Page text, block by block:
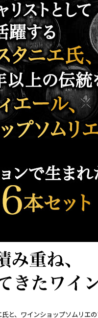
と、ワインショップソムリエ